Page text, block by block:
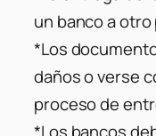
un banco a
*Los
daños o verse
proceso de